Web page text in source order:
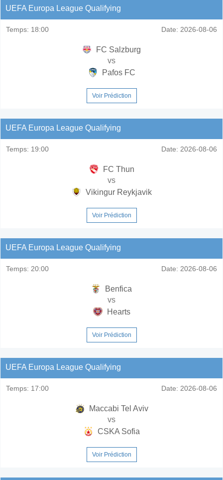
UEFA Europa League Qualifying
Temps: 18:00 Date: 2026-08-06
FC Salzburg
vs
Pafos FC
Voir Prédiction
UEFA Europa League Qualifying
Temps: 19:00 Date: 2026-08-06
FC Thun
vs
Vikingur Reykjavik
Voir Prédiction
UEFA Europa League Qualifying
Temps: 20:00 Date: 2026-08-06
Benfica
vs
Hearts
Voir Prédiction
UEFA Europa League Qualifying
Temps: 17:00 Date: 2026-08-06
Maccabi Tel Aviv
vs
CSKA Sofia
Voir Prédiction